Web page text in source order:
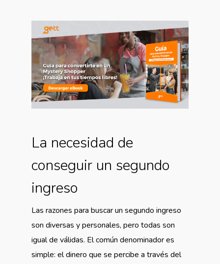
La necesidad de
conseguir un segundo
ingreso
Las razones para buscar un segundo ingreso
son diversas y personales, pero todas son
igual de válidas. El común denominador es
simple: el dinero que se percibe a través del